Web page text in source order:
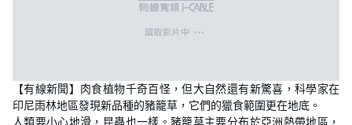
【有線新聞】肉食植物千奇百怪，但大自然還有新驚喜，科學家在
印尼雨林地區發現新品種的豬籠草，它們的獵食範圍更在地底。
人類要小心地滑，昆蟲也一樣。豬籠草主要分布於亞洲熱帶地區，